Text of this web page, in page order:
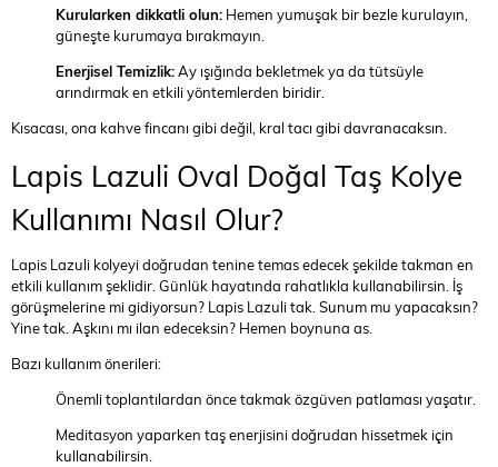
Kurularken dikkatli olun: Hemen yumuşak bir bezle kurulayın,
güneşte kurumaya bırakmayın.
Enerjisel Temizlik:Ay ışığında bekletmek ya da tütsüyle
arındırmak en etkili yöntemlerden biridir.
Kısacası, ona kahve fincanı gibi değil, kral tacı gibi davranacaksın.
Lapis Lazuli Oval Doğal Taş Kolye
Kullanımı Nasıl Olur?
Lapis Lazuli kolyeyi doğrudan tenine temas edecek şekilde takman en
etkili kullanım şeklidir. Günlük hayatında rahatlıkla kullanabilirsin. İş
görüşmelerine mi gidiyorsun? Lapis Lazuli tak. Sunum mu yapacaksın?
Yine tak. Aşkını mı ilan edeceksin? Hemen boynuna as.
Bazı kullanım önerileri:
Önemli toplantılardan önce takmak özgüven patlaması yaşatır.
Meditasyon yaparken taş enerjisini doğrudan hissetmek için
kullanabilirsin.